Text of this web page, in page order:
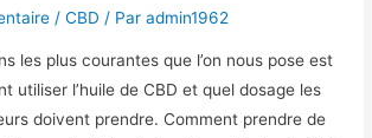
/CBD / Paradmin1962
les plus courantes que l’on nous pose est
utiliser l’huile de CBD et quel dosage les
doivent prendre. Comment prendre de